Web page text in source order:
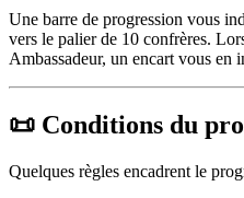
Une barre de progression vous
vers le palier de 10 confrères.
Ambassadeur, un encart vous en
📜 Conditions du
Quelques règles encadrent le